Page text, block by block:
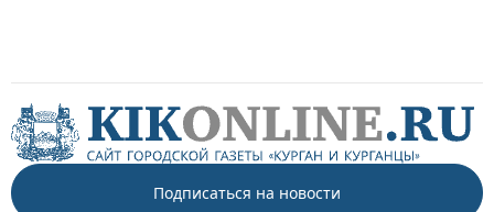
Подписаться на новости